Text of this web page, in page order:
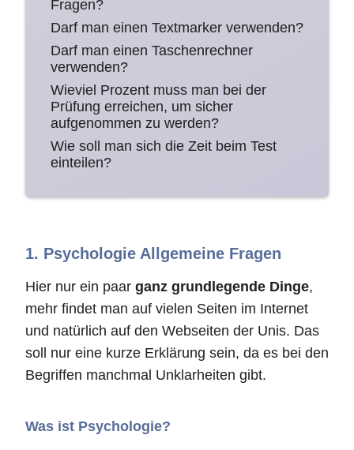
Fragen?
Darf man einen Textmarker verwenden?
Darf man einen Taschenrechner
verwenden?
Wieviel Prozent muss man bei der
Prüfung erreichen, um sicher
aufgenommen zu werden?
Wie soll man sich die Zeit beim Test
einteilen?
1. Psychologie Allgemeine Fragen
Hier nur ein paar ganz grundlegende Dinge,
mehr findet man auf vielen Seiten im Internet
und natürlich auf den Webseiten der Unis. Das
soll nur eine kurze Erklärung sein, da es bei den
Begriffen manchmal Unklarheiten gibt.
Was ist Psychologie?